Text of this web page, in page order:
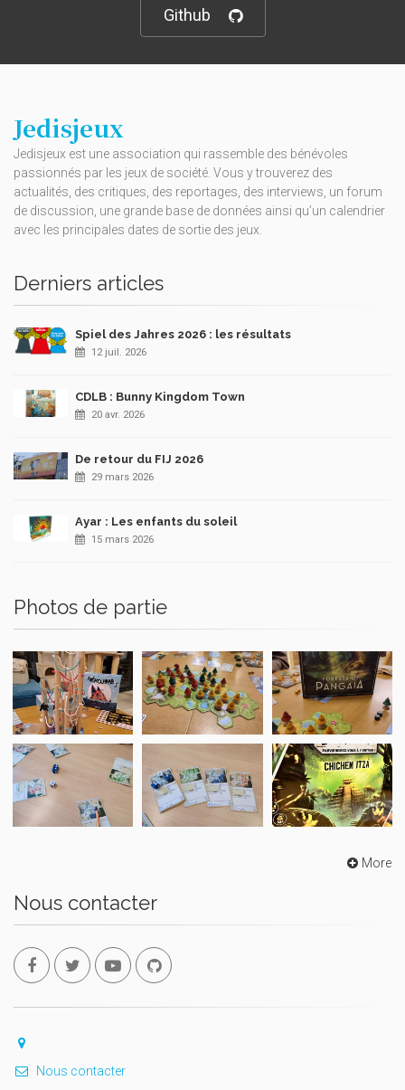
Github
Jedisjeux
Jedisjeux est une association qui rassemble des bénévoles
passionnés par les jeux de société. Vous y trouverez des
actualités, des critiques, des reportages, des interviews, un forum
de discussion, une grande base de données ainsi qu’un calendrier
avec les principales dates de sortie des jeux.
Derniers articles
Spiel des Jahres 2026 : les résultats
12 juil. 2026
CDLB : Bunny Kingdom Town
20 avr. 2026
De retour du FIJ 2026
29 mars 2026
Ayar : Les enfants du soleil
15 mars 2026
Photos de partie
More
Nous contacter
Nous contacter